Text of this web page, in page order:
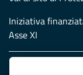
Iniziativa
Asse XI